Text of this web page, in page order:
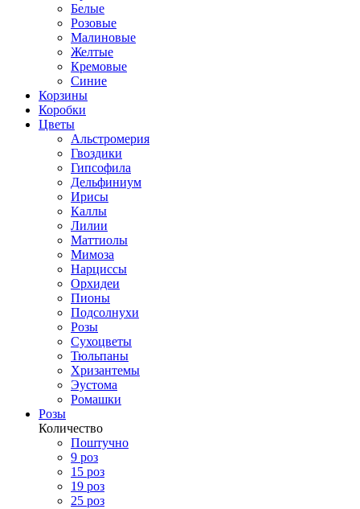
Белые
Розовые
Малиновые
Желтые
Кремовые
Синие
Корзины
Коробки
Цветы
Альстромерия
Гвоздики
Гипсофила
Дельфиниум
Ирисы
Каллы
Лилии
Маттиолы
Мимоза
Нарциссы
Орхидеи
Пионы
Подсолнухи
Розы
Сухоцветы
Тюльпаны
Хризантемы
Эустома
Ромашки
Розы
Количество
Поштучно
9 роз
15 роз
19 роз
25 роз